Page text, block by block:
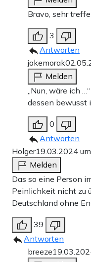
Bravo, sehr
3
Antworten
jakemorak
Melden
„Nun, wäre ich
dessen bewusst
0
Antworten
Holger19.03.2024
Melden
Das so eine Person
Peinlichkeit nicht zu
Deutschland ohne
39
Antworten
breeze